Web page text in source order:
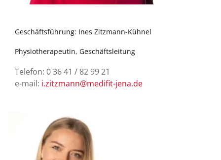
Geschäftsführung: Ines Zitzmann-Kühnel
Physiotherapeutin, Geschäftsleitung
Telefon: 0 36 41 / 82 99 21
e-mail: i.zitzmann@medifit-jena.de